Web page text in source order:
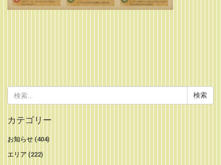
索:
カテゴリー
お知らせ (404)
エリア (222)